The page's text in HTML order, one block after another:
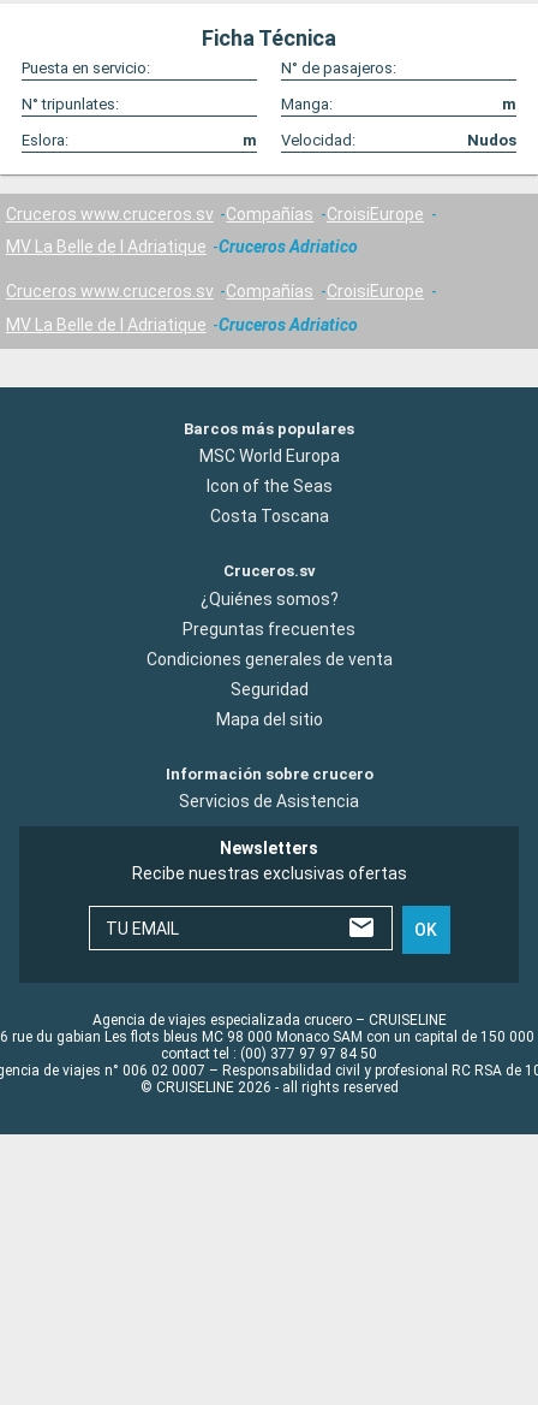
Ficha Técnica
Puesta en servicio:
N° de pasajeros:
N° tripunlates:
Manga:
m
Eslora:
m Velocidad: Nudos
Cruceros www.cruceros.sv Compañías
CroisiEurope
MV La Belle de l Adriatique
Cruceros Adriatico
Cruceros www.cruceros.sv Compañías
CroisiEurope
MV La Belle de l Adriatique
Cruceros Adriatico
Barcos más populares
MSC World Europa
Icon of the Seas
Costa Toscana
Cruceros.sv
¿Quiénes somos?
Preguntas frecuentes
Condiciones generales de venta
Seguridad
Mapa del sitio
Información sobre crucero
Servicios de Asistencia
Newsletters
Recibe nuestras exclusivas ofertas
TU EMAIL OK
Agencia de viajes especializada crucero – CRUISELINE
rue du gabian Les flots bleus MC 98 000 Monaco SAM con un capital de 150 000
contact tel : (00) 377 97 97 84 50
de viajes n° 006 02 0007 – Responsabilidad civil y profesional RC RSA de
© CRUISELINE 2026 - all rights reserved